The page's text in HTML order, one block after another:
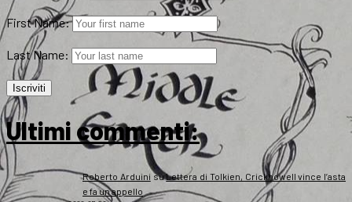
First Name:
Last Name:
Ultimi commenti:
Roberto Arduini suLettera di Tolkien, Crickhowell vince l’asta
e fa un appello